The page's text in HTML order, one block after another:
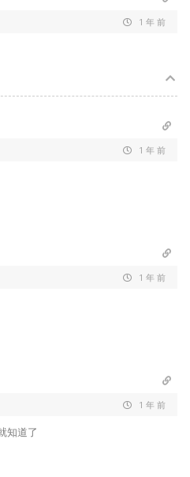
1 年 前
1 年 前
1 年 前
1 年 前
知道了